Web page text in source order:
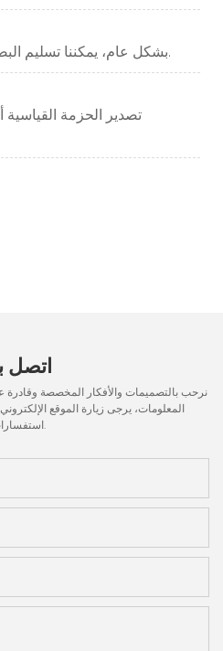
بشكل عام، يمكننا تسليم البضائع خلال 20 يوم عمل.
تصدير الحزمة
اتصل
نرحب بالتصميمات والأفكار المخصصة وقادرة
المعلومات، يرجى زيارة الموقع
استفسارات.